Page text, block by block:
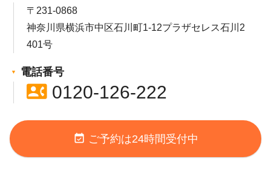
〒231-0868
神奈川県横浜市中区石川町1-12プラザセレス石川2
401号
電話番号
contact_phone0120-126-222
event_available ご予約は24時間受付中